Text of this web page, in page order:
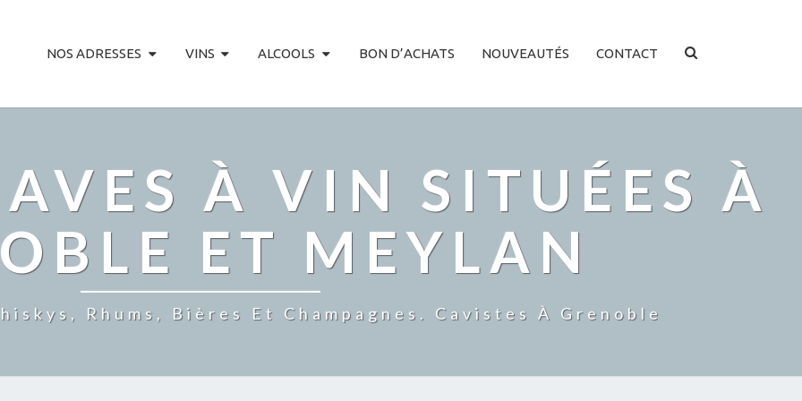
NOS ADRESSES VINS ALCOOLS BON D’ACHATS NOUVEAUTÉS CONTACT
SEARCH
À VIN SITUÉES À
ET MEYLAN
Rhums, Bières Et Champagnes. Cavistes À Grenoble